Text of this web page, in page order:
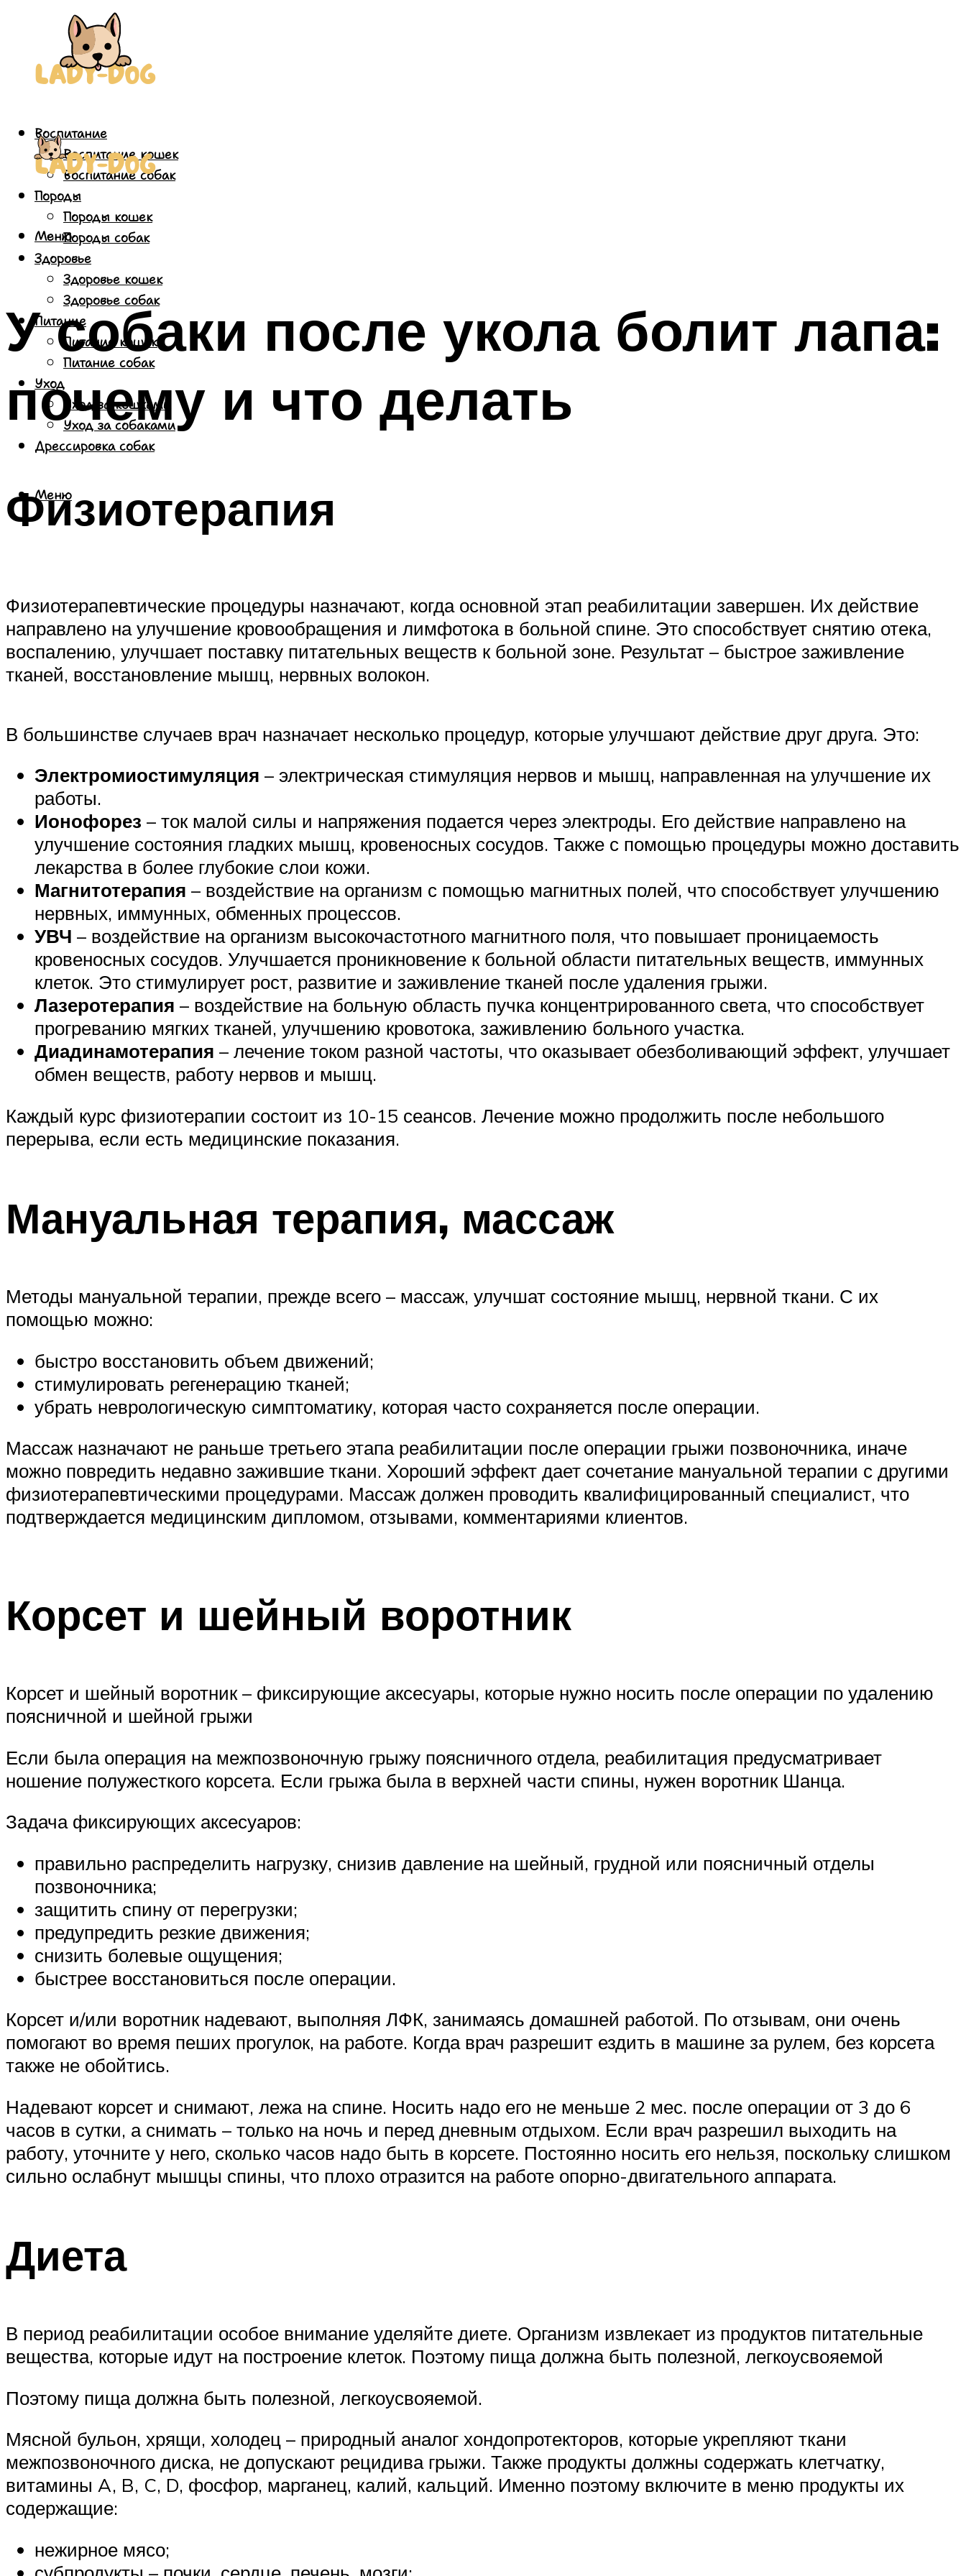
Воспитание
Воспитание кошек
Воспитание собак
Породы
Породы кошек
Породы собак
Здоровье
Здоровье кошек
Здоровье собак
Питание
Питание кошек
Питание собак
Уход
Уход за кошками
Уход за собаками
Дрессировка собак
Меню
Меню
У собаки после укола болит лапа:
почему и что делать
Физиотерапия
Физиотерапевтические процедуры назначают, когда основной этап реабилитации завершен. Их действие
направлено на улучшение кровообращения и лимфотока в больной спине. Это способствует снятию отека,
воспалению, улучшает поставку питательных веществ к больной зоне. Результат – быстрое заживление
тканей, восстановление мышц, нервных волокон.
В большинстве случаев врач назначает несколько процедур, которые улучшают действие друг друга. Это:
Электромиостимуляция – электрическая стимуляция нервов и мышц, направленная на улучшение их
работы.
Ионофорез – ток малой силы и напряжения подается через электроды. Его действие направлено на
улучшение состояния гладких мышц, кровеносных сосудов. Также с помощью процедуры можно доставить
лекарства в более глубокие слои кожи.
Магнитотерапия – воздействие на организм с помощью магнитных полей, что способствует улучшению
нервных, иммунных, обменных процессов.
УВЧ – воздействие на организм высокочастотного магнитного поля, что повышает проницаемость
кровеносных сосудов. Улучшается проникновение к больной области питательных веществ, иммунных
клеток. Это стимулирует рост, развитие и заживление тканей после удаления грыжи.
Лазеротерапия – воздействие на больную область пучка концентрированного света, что способствует
прогреванию мягких тканей, улучшению кровотока, заживлению больного участка.
Диадинамотерапия – лечение током разной частоты, что оказывает обезболивающий эффект, улучшает
обмен веществ, работу нервов и мышц.
Каждый курс физиотерапии состоит из 10-15 сеансов. Лечение можно продолжить после небольшого
перерыва, если есть медицинские показания.
Мануальная терапия, массаж
Методы мануальной терапии, прежде всего – массаж, улучшат состояние мышц, нервной ткани. С их
помощью можно:
быстро восстановить объем движений;
стимулировать регенерацию тканей;
убрать неврологическую симптоматику, которая часто сохраняется после операции.
Массаж назначают не раньше третьего этапа реабилитации после операции грыжи позвоночника, иначе
можно повредить недавно зажившие ткани. Хороший эффект дает сочетание мануальной терапии с другими
физиотерапевтическими процедурами. Массаж должен проводить квалифицированный специалист, что
подтверждается медицинским дипломом, отзывами, комментариями клиентов.
Корсет и шейный воротник
Корсет и шейный воротник – фиксирующие аксесуары, которые нужно носить после операции по удалению
поясничной и шейной грыжи
Если была операция на межпозвоночную грыжу поясничного отдела, реабилитация предусматривает
ношение полужесткого корсета. Если грыжа была в верхней части спины, нужен воротник Шанца.
Задача фиксирующих аксесуаров:
правильно распределить нагрузку, снизив давление на шейный, грудной или поясничный отделы
позвоночника;
защитить спину от перегрузки;
предупредить резкие движения;
снизить болевые ощущения;
быстрее восстановиться после операции.
Корсет и/или воротник надевают, выполняя ЛФК, занимаясь домашней работой. По отзывам, они очень
помогают во время пеших прогулок, на работе. Когда врач разрешит ездить в машине за рулем, без корсета
также не обойтись.
Надевают корсет и снимают, лежа на спине. Носить надо его не меньше 2 мес. после операции от 3 до 6
часов в сутки, а снимать – только на ночь и перед дневным отдыхом. Если врач разрешил выходить на
работу, уточните у него, сколько часов надо быть в корсете. Постоянно носить его нельзя, поскольку слишком
сильно ослабнут мышцы спины, что плохо отразится на работе опорно-двигательного аппарата.
Диета
В период реабилитации особое внимание уделяйте диете. Организм извлекает из продуктов питательные
вещества, которые идут на построение клеток. Поэтому пища должна быть полезной, легкоусвояемой
Поэтому пища должна быть полезной, легкоусвояемой.
Мясной бульон, хрящи, холодец – природный аналог хондопротекторов, которые укрепляют ткани
межпозвоночного диска, не допускают рецидива грыжи. Также продукты должны содержать клетчатку,
витамины A, B, C, D, фосфор, марганец, калий, кальций. Именно поэтому включите в меню продукты их
содержащие:
нежирное мясо;